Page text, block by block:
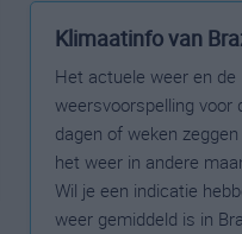
Klimaatinfo van
Het actuele weer en de
weersvoorspelling voor
dagen of weken
het weer in andere
Wil je een indicatie
weer gemiddeld is in